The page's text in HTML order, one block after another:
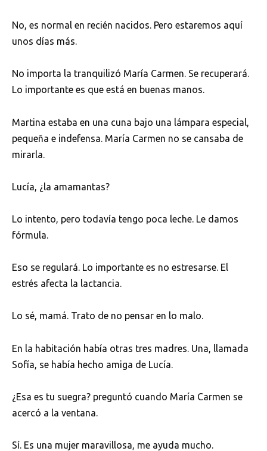
No, es normal en recién nacidos. Pero estaremos aquí
unos días más.
No importa la tranquilizó María Carmen. Se recuperará.
Lo importante es que está en buenas manos.
Martina estaba en una cuna bajo una lámpara especial,
pequeña e indefensa. María Carmen no se cansaba de
mirarla.
Lucía, ¿la amamantas?
Lo intento, pero todavía tengo poca leche. Le damos
fórmula.
Eso se regulará. Lo importante es no estresarse. El
estrés afecta la lactancia.
Lo sé, mamá. Trato de no pensar en lo malo.
En la habitación había otras tres madres. Una, llamada
Sofía, se había hecho amiga de Lucía.
¿Esa es tu suegra? preguntó cuando María Carmen se
acercó a la ventana.
Sí. Es una mujer maravillosa, me ayuda mucho.